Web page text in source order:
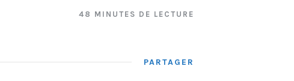
48 MINUTES DE LECTURE
PARTAGER